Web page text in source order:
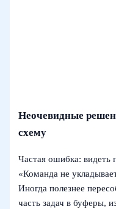
Неочевидные
схему
Частая ошибка: видеть
«Команда не
Иногда полезнее
часть задач в буферы,